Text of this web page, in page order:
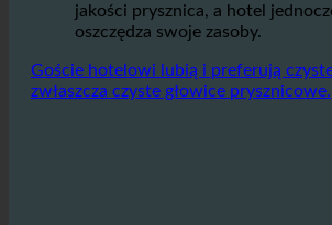
Goście mogą korzystać z tej
oszczędza swoje zasoby.